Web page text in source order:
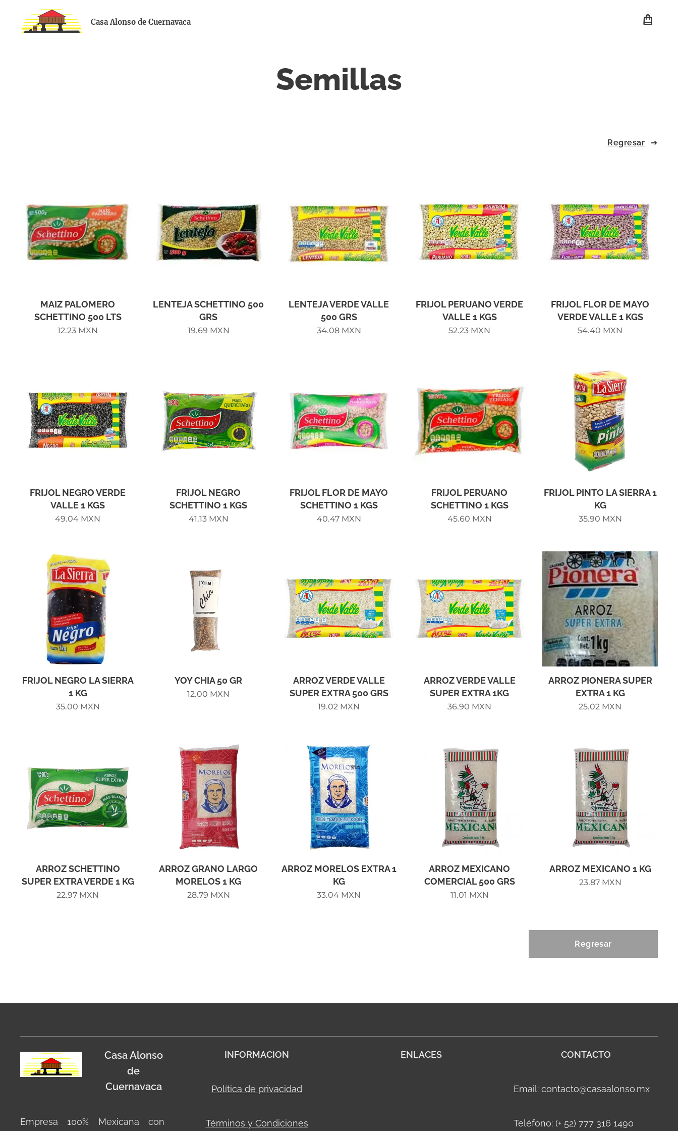
Casa Alonso de Cuernavaca
Semillas
Regresar
MAIZ PALOMERO
SCHETTINO 500 LTS
12.23 MXN
LENTEJA SCHETTINO 500
GRS
19.69 MXN
LENTEJA VERDE VALLE
500 GRS
34.08MXN
FRIJOL PERUANO VERDE
VALLE 1 KGS
52.23 MXN
FRIJOL FLOR DE MAYO
VERDE VALLE 1 KGS
54.40 MXN
FRIJOL NEGRO VERDE
VALLE 1 KGS
49.04 MXN
FRIJOL NEGRO
SCHETTINO 1 KGS
41.13MXN
FRIJOL FLOR DE MAYO
SCHETTINO 1 KGS
40.47MXN
FRIJOL PERUANO
SCHETTINO 1 KGS
45.60 MXN
FRIJOL PINTO LA SIERRA 1
KG
35.90 MXN
FRIJOL NEGRO LA SIERRA
1 KG
35.00 MXN
YOY CHIA 50 GR
12.00 MXN
ARROZ VERDE VALLE
SUPER EXTRA 500 GRS
19.02 MXN
ARROZ VERDE VALLE
SUPER EXTRA 1KG
36.90 MXN
ARROZ PIONERA SUPER
EXTRA 1 KG
25.02 MXN
ARROZ SCHETTINO
SUPER EXTRA VERDE 1 KG
22.97 MXN
ARROZ GRANO LARGO
MORELOS 1 KG
28.79 MXN
ARROZ MORELOS EXTRA 1
KG
33.04 MXN
ARROZ MEXICANO
COMERCIAL 500 GRS
11.01 MXN
ARROZ MEXICANO 1 KG
23.87MXN
Regresar
Casa Alonso
de
Cuernavaca
Empresa 100% Mexicana con
INFORMACION
Política de privacidad
Términos y Condiciones
ENLACES CONTACTO
Email: contacto@casaalonso.mx
Teléfono: (+ 52) 777 316 1490